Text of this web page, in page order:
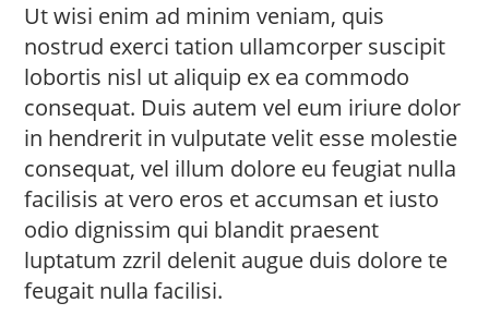
Ut wisi enim ad minim veniam, quis
nostrud exerci tation ullamcorper suscipit
lobortis nisl ut aliquip ex ea commodo
consequat. Duis autem vel eum iriure dolor
in hendrerit in vulputate velit esse molestie
consequat, vel illum dolore eu feugiat nulla
facilisis at vero eros et accumsan et iusto
odio dignissim qui blandit praesent
luptatum zzril delenit augue duis dolore te
feugait nulla facilisi.